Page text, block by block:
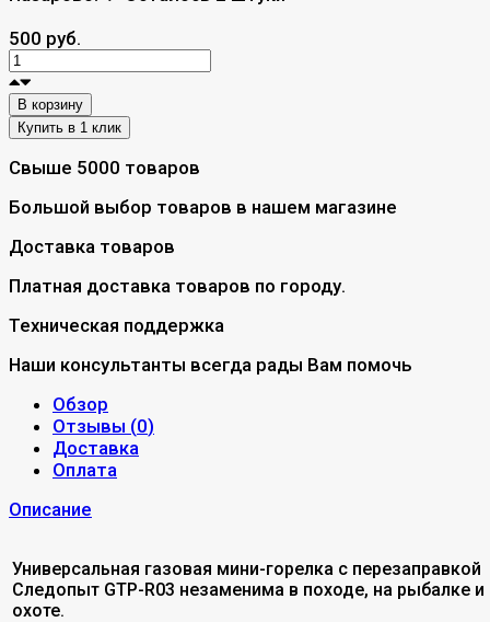
500 руб.
В корзину
Свыше 5000 товаров
Большой выбор товаров в нашем магазине
Доставка товаров
Платная доставка товаров по городу.
Техническая поддержка
Наши консультанты всегда рады Вам помочь
Обзор
Отзывы (0)
Доставка
Оплата
Описание
Универсальная газовая мини-горелка с перезаправкой
Следопыт GTP-R03 незаменима в походе, на рыбалке и
охоте.